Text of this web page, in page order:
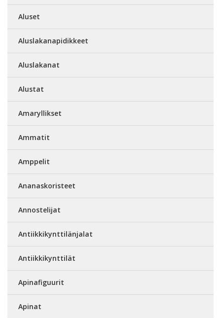
Aluset
Aluslakanapidikkeet
Aluslakanat
Alustat
Amaryllikset
Ammatit
Amppelit
Ananaskoristeet
Annostelijat
Antiikkikynttilänjalat
Antiikkikynttilät
Apinafiguurit
Apinat